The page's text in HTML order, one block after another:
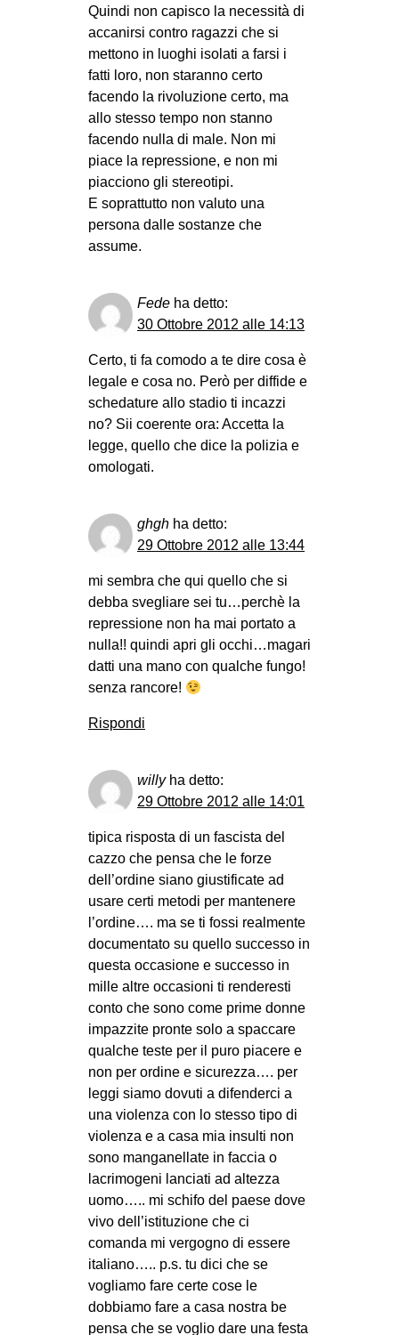
Quindi non capisco la necessità di
accanirsi contro ragazzi che si
mettono in luoghi isolati a farsi i
fatti loro, non staranno certo
facendo la rivoluzione certo, ma
allo stesso tempo non stanno
facendo nulla di male. Non mi
piace la repressione, e non mi
piacciono gli stereotipi.
E soprattutto non valuto una
persona dalle sostanze che
assume.
Fede ha detto:
30 Ottobre 2012 alle 14:13
Certo, ti fa comodo a te dire cosa è
legale e cosa no. Però per diffide e
schedature allo stadio ti incazzi
no? Sii coerente ora: Accetta la
legge, quello che dice la polizia e
omologati.
ghgh ha detto:
29 Ottobre 2012 alle 13:44
mi sembra che qui quello che si
debba svegliare sei tu…perchè la
repressione non ha mai portato a
nulla!! quindi apri gli occhi…magari
datti una mano con qualche fungo!
senza rancore!
Rispondi
willy ha detto:
29 Ottobre 2012 alle 14:01
tipica risposta di un fascista del
cazzo che pensa che le forze
dell’ordine siano giustificate ad
usare certi metodi per mantenere
l’ordine…. ma se ti fossi realmente
documentato su quello successo in
questa occasione e successo in
mille altre occasioni ti renderesti
conto che sono come prime donne
impazzite pronte solo a spaccare
qualche teste per il puro piacere e
non per ordine e sicurezza…. per
leggi siamo dovuti a difenderci a
una violenza con lo stesso tipo di
violenza e a casa mia insulti non
sono manganellate in faccia o
lacrimogeni lanciati ad altezza
uomo….. mi schifo del paese dove
vivo dell’istituzione che ci
comanda mi vergogno di essere
italiano….. p.s. tu dici che se
vogliamo fare certe cose le
dobbiamo fare a casa nostra be
pensa che se voglio dare una festa